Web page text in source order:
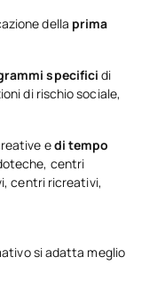
della prima
specificidi
di rischio sociale,
edi tempo
centri
centri ricreativi,
si adatta meglio